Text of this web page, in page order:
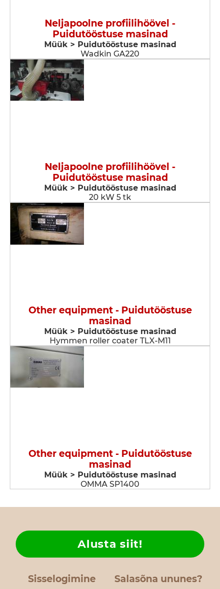
Neljapoolne profiilihöövel -
Puidutööstuse masinad
Müük > Puidutööstuse masinad
Wadkin GA220
Neljapoolne profiilihöövel -
Puidutööstuse masinad
Müük > Puidutööstuse masinad
20 kW 5 tk
Other equipment - Puidutööstuse
masinad
Müük > Puidutööstuse masinad
Hymmen roller coater TLX-M11
Other equipment - Puidutööstuse
masinad
Müük > Puidutööstuse masinad
OMMA SP1400
Sisselogimine Salasõna ununes?
Alusta siit!